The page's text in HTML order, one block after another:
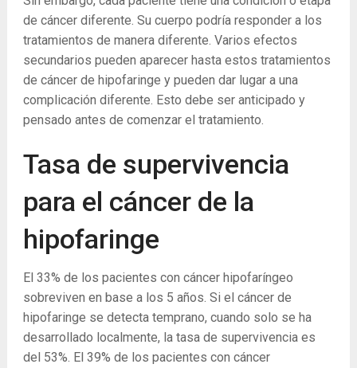
de cáncer diferente. Su cuerpo podría responder a los
tratamientos de manera diferente. Varios efectos
secundarios pueden aparecer hasta estos tratamientos
de cáncer de hipofaringe y pueden dar lugar a una
complicación diferente. Esto debe ser anticipado y
pensado antes de comenzar el tratamiento.
Tasa de supervivencia
para el cáncer de la
hipofaringe
El 33% de los pacientes con cáncer hipofaríngeo
sobreviven en base a los 5 años. Si el cáncer de
hipofaringe se detecta temprano, cuando solo se ha
desarrollado localmente, la tasa de supervivencia es
del 53%. El 39% de los pacientes con cáncer